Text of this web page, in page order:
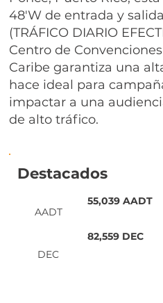
48'W de entrada y
(TRÁFICO DIARIO
Centro de
Caribe garantiza una
hace ideal para
impactar a una
de alto tráfico.
82,559 DEC
DEC
55,039 AADT
AADT
Destacados